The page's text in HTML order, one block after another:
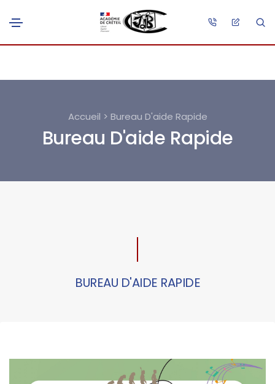
Accueil > Bureau D'aide Rapide
Bureau D'aide Rapide
BUREAU D'AIDE RAPIDE